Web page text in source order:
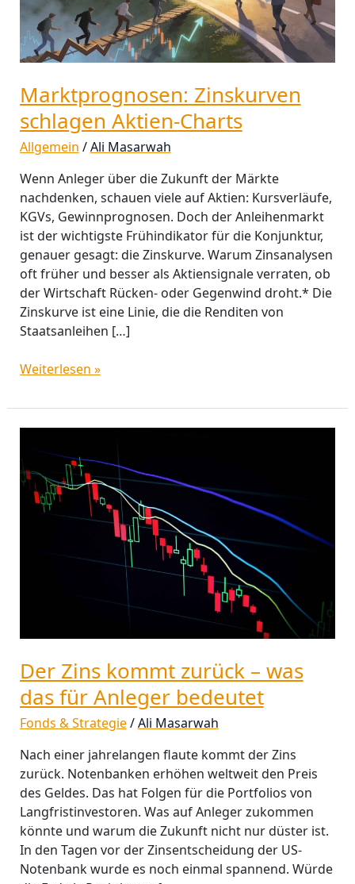
Marktprognosen: Zinskurven
schlagen Aktien-Charts
Allgemein /Ali Masarwah
Wenn Anleger über die Zukunft der Märkte
nachdenken, schauen viele auf Aktien: Kursverläufe,
KGVs, Gewinnprognosen. Doch der Anleihenmarkt
ist der wichtigste Frühindikator für die Konjunktur,
genauer gesagt: die Zinskurve. Warum Zinsanalysen
oft früher und besser als Aktiensignale verraten, ob
der Wirtschaft Rücken- oder Gegenwind droht.* Die
Zinskurve ist eine Linie, die die Renditen von
Staatsanleihen […]
Weiterlesen »
Der Zins kommt zurück – was
das für Anleger bedeutet
Fonds & Strategie/Ali Masarwah
Nach einer jahrelangen flaute kommt der Zins
zurück. Notenbanken erhöhen weltweit den Preis
des Geldes. Das hat Folgen für die Portfolios von
Langfristinvestoren. Was auf Anleger zukommen
könnte und warum die Zukunft nicht nur düster ist.
In den Tagen vor der Zinsentscheidung der US-
Notenbank wurde es noch einmal spannend. Würde
kommt
zurück